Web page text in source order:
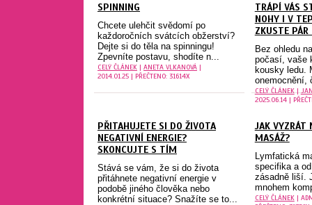
SPINNING
Chcete ulehčit svědomí po
každoročních svátcích obžerství?
Dejte si do těla na spinningu!
Zpevníte postavu, shodíte n...
CELÝ ČLÁNEK | ANETA VLKANOVÁ |
2014.01.25 | PŘEČTENO: 31614X
TRÁPÍ VÁS
NOHY I V
ZKUSTE
Bez ohledu
počasí, vaše
kousky ledu.
onemocnění,
CELÝ ČLÁNEK|
2025.06.14 |
PŘITAHUJETE SI DO ŽIVOTA
NEGATIVNÍ ENERGIE?
SKONCUJTE S TÍM
Stává se vám, že si do života
přitáhnete negativní energie v
podobě jiného člověka nebo
konkrétní situace? Snažíte se to...
JAK VYZRÁT
MASÁŽ?
Lymfatická
specifika a
zásadně liší.
mnohem
CELÝ ČLÁNEK|